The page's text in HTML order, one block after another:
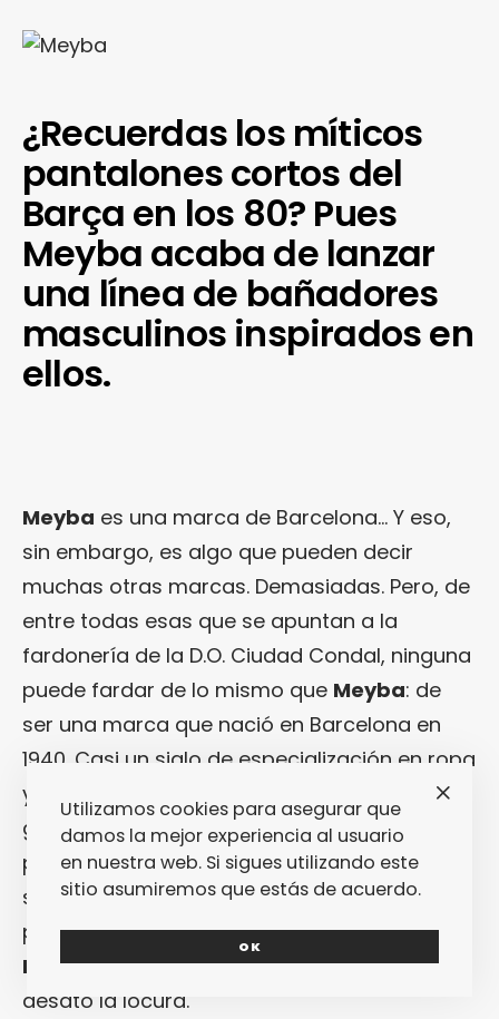
¿Recuerdas los míticos
pantalones cortos del
Barça en los 80? Pues
Meyba acaba de lanzar
una línea de bañadores
masculinos inspirados en
ellos.
Meyba es una marca de Barcelona… Y eso,
sin embargo, es algo que pueden decir
muchas otras marcas. Demasiadas. Pero, de
entre todas esas que se apuntan a la
fardonería de la D.O. Ciudad Condal, ninguna
puede fardar de lo mismo que Meyba: de
ser una marca que nació en Barcelona en
1940. Casi un siglo de especialización en ropa
y calzado: todo empezó vistiendo a la buena
gente de la Barceloneta, pero prontoMeyba
pasó a ocupar un plano de existencia
superior al convertirse, en el año 1981, en el
proveedor oficial del mismísimoFC
Barcelona. Y con eso, evidentemente, se
desató la locura.
Utilizamos cookies para asegurar que
damos la mejor experiencia al usuario
en nuestra web. Si sigues utilizando este
sitio asumiremos que estás de acuerdo.
OK